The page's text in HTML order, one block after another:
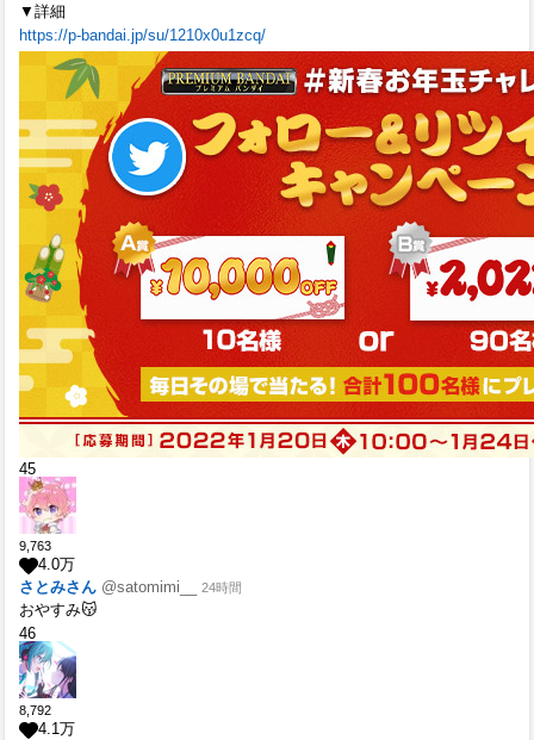
▼詳細
https://p-bandai.jp/su/1210x0u1zcq/
45
9,763
4.0万
さとみさん @satomimi__ 24時間
おやすみ😽
46
8,792
4.1万